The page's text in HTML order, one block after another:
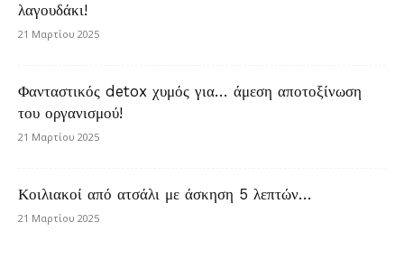
λαγουδάκι!
21 Μαρτίου 2025
Φανταστικός detox χυμός για… άμεση αποτοξίνωση
του οργανισμού!
21 Μαρτίου 2025
Κοιλιακοί από ατσάλι με άσκηση 5 λεπτών…
21 Μαρτίου 2025